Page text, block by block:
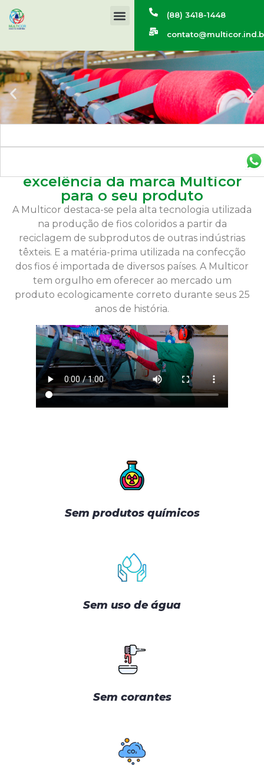
(88) 3418-1448
excelência da marca Multicor
para o seu produto
A Multicor destaca-se pela alta tecnologia utilizada
na produção de fios coloridos a partir da
reciclagem de subprodutos de outras indústrias
têxteis. E a matéria-prima utilizada na confecção
dos fios é importada de diversos países. A Multicor
tem orgulho em oferecer ao mercado um
produto ecologicamente correto durante seus 25
anos de história.
Sem produtos químicos
Sem uso de água
Sem corantes